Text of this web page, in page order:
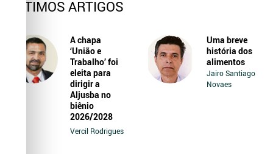
ÚLTIMOS ARTIGOS
A chapa
‘União e
Trabalho’ foi
eleita para
dirigir a
Aljusba no
biênio
2026/2028
Vercil Rodrigues
Uma breve
história dos
alimentos
Jairo Santiago
Novaes